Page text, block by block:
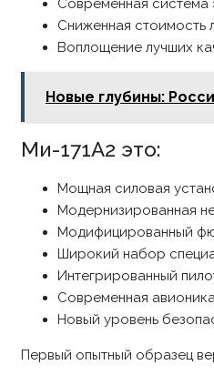
Современная система
Сниженная стоимость
Воплощение лучших
Новые глубины:
Ми-171А2 это:
Мощная силовая
Модернизированная
Модифицированный
Широкий набор
Интегрированный
Современная
Новый уровень
Первый опытный образец